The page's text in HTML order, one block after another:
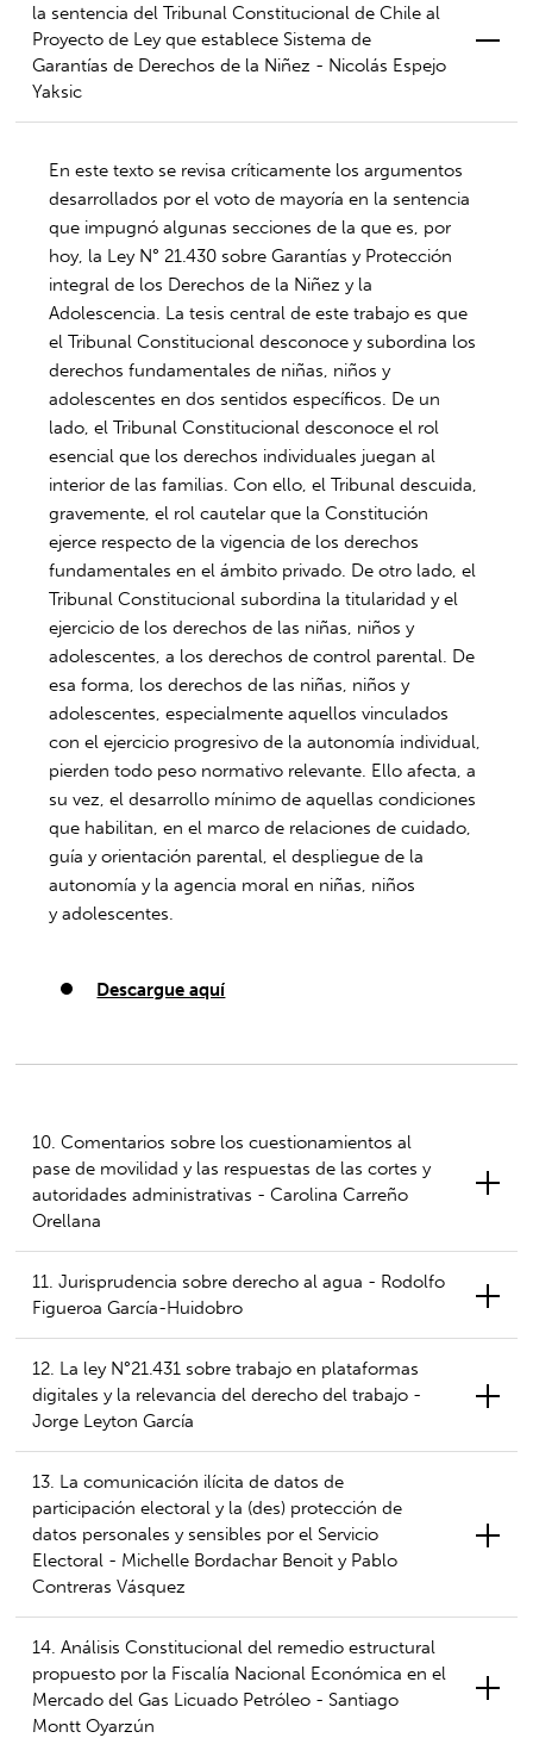
la sentencia del Tribunal Constitucional de Chile al
Proyecto de Ley que establece Sistema de
Garantías de Derechos de la Niñez - Nicolás Espejo
Yaksic
En este texto se revisa críticamente los argumentos
desarrollados por el voto de mayoría en la sentencia
que impugnó algunas secciones de la que es, por
hoy, la Ley N° 21.430 sobre Garantías y Protección
integral de los Derechos de la Niñez y la
Adolescencia. La tesis central de este trabajo es que
el Tribunal Constitucional desconoce y subordina los
derechos fundamentales de niñas, niños y
adolescentes en dos sentidos específicos. De un
lado, el Tribunal Constitucional desconoce el rol
esencial que los derechos individuales juegan al
interior de las familias. Con ello, el Tribunal descuida,
gravemente, el rol cautelar que la Constitución
ejerce respecto de la vigencia de los derechos
fundamentales en el ámbito privado. De otro lado, el
Tribunal Constitucional subordina la titularidad y el
ejercicio de los derechos de las niñas, niños y
adolescentes, a los derechos de control parental. De
esa forma, los derechos de las niñas, niños y
adolescentes, especialmente aquellos vinculados
con el ejercicio progresivo de la autonomía individual,
pierden todo peso normativo relevante. Ello afecta, a
su vez, el desarrollo mínimo de aquellas condiciones
que habilitan, en el marco de relaciones de cuidado,
guía y orientación parental, el despliegue de la
autonomía y la agencia moral en niñas, niños
y adolescentes.
Descargue aquí
10. Comentarios sobre los cuestionamientos al
pase de movilidad y las respuestas de las cortes y
autoridades administrativas - Carolina Carreño
Orellana
11. Jurisprudencia sobre derecho al agua - Rodolfo
Figueroa García-Huidobro
12. La ley N°21.431 sobre trabajo en plataformas
digitales y la relevancia del derecho del trabajo -
Jorge Leyton García
13. La comunicación ilícita de datos de
participación electoral y la (des) protección de
datos personales y sensibles por el Servicio
Electoral - Michelle Bordachar Benoit y Pablo
Contreras Vásquez
14. Análisis Constitucional del remedio estructural
propuesto por la Fiscalía Nacional Económica en el
Mercado del Gas Licuado Petróleo - Santiago
Montt Oyarzún